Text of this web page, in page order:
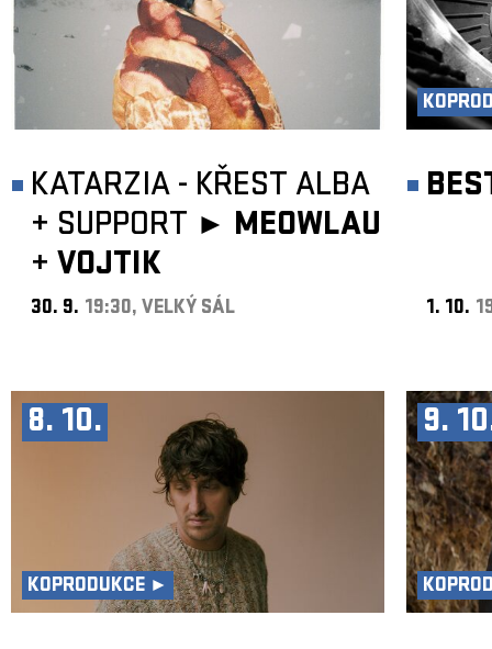
KATARZIA - KŘEST ALBA
+ SUPPORT ► MEOWLAU
+ VOJTIK
30. 9. 19:30, VELKÝ SÁL 1. 10.
8. 10.
KOPRODUKCE ►
9.